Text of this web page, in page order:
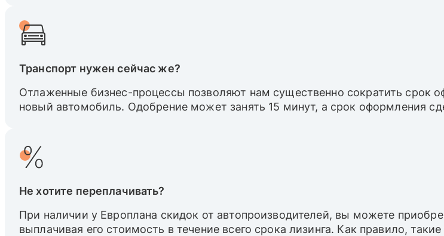
Транспорт нужен сейчас же?
Отлаженные бизнес-процессы позволяют нам существенно сократить срок
новый автомобиль. Одобрение может занять 15 минут, а срок оформления
Не хотите переплачивать?
При наличии у Европлана скидок от автопроизводителей, вы можете
выплачивая его стоимость в течение всего срока лизинга. Как правило,